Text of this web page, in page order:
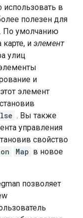
в
полезен для
По умолчанию
и элемент
улиц
и
элемент
. Вы также
управления
свойство
Map в новое
позволяет